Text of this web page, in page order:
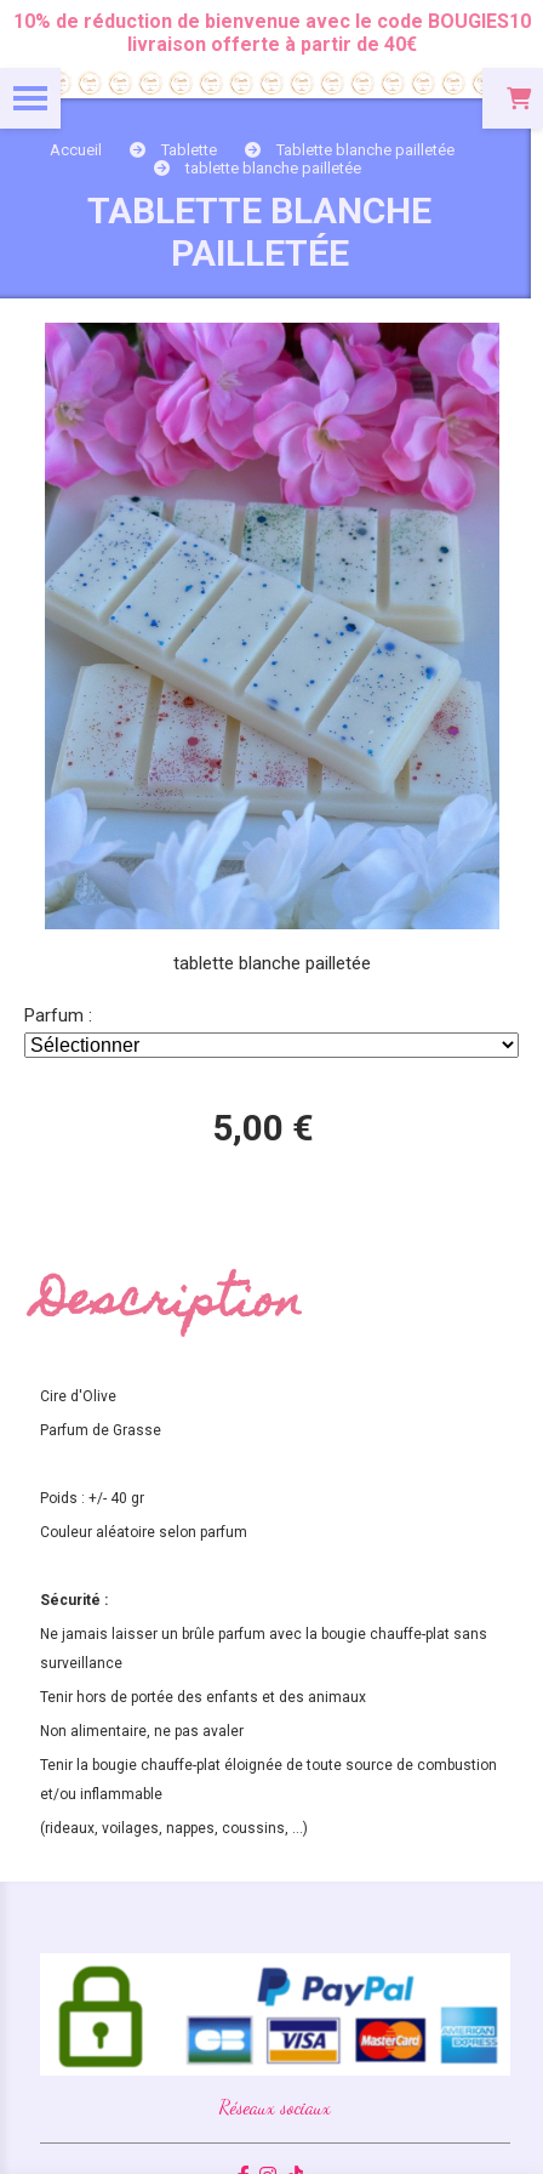
10% de réduction de bienvenue avec le code BOUGIES10
livraison offerte à partir de 40€
Accueil Tablette
Tablette blanche pailletée
tablette blanche pailletée
TABLETTE BLANCHE
PAILLETÉE
tablette blanche pailletée
Parfum :
5,00 €
Description
Cire d'Olive
Parfum de Grasse
Poids : +/- 40 gr
Couleur aléatoire selon parfum
Sécurité :
Ne jamais laisser un brûle parfum avec la bougie chauffe-plat sans
surveillance
Tenir hors de portée des enfants et des animaux
Non alimentaire, ne pas avaler
Tenir la bougie chauffe-plat éloignée de toute source de combustion
et/ou inflammable
(rideaux, voilages, nappes, coussins, ...)
Réseaux sociaux